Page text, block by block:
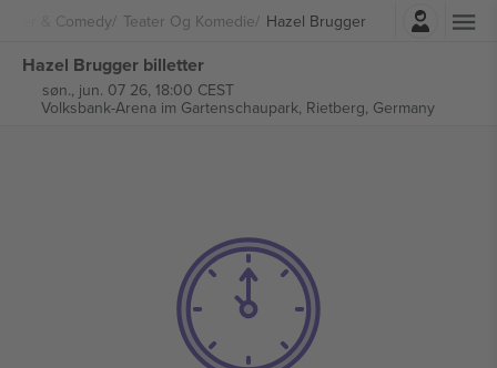
& Comedy Teater Og Komedie Hazel Brugger
Log ind
Hazel Brugger billetter
søn., jun. 07 26, 18:00 CEST
Volksbank-Arena im Gartenschaupark, Rietberg, Germany